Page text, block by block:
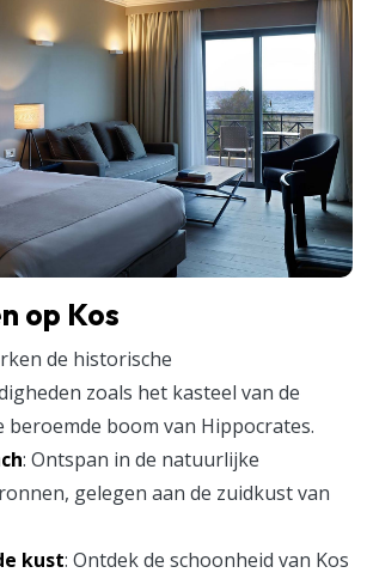
op Kos
de historische
zoals het kasteel van de
beroemde boom van Hippocrates.
: Ontspan in de natuurlijke
gelegen aan de zuidkust van
kust: Ontdek de schoonheid van Kos